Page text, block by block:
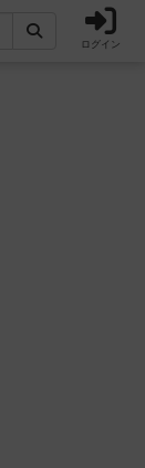
ログイン